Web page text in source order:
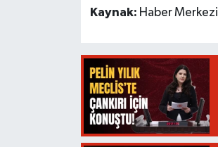
Kaynak: Haber Merkezi